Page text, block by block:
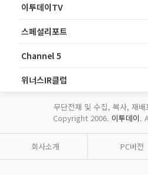
이투데이TV
스페셜리포트
Channel 5
위너스IR클럽
무단전재 및 수집, 복사, 재
Copyright 2006. 이투데이.
회사소개 PC버전